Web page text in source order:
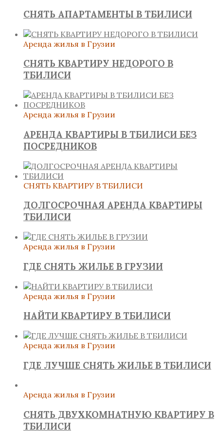
СНЯТЬ АПАРТАМЕНТЫ В ТБИЛИСИ
Аренда жилья в Грузии
СНЯТЬ КВАРТИРУ НЕДОРОГО В
ТБИЛИСИ
Аренда жилья в Грузии
АРЕНДА КВАРТИРЫ В ТБИЛИСИ БЕЗ
ПОСРЕДНИКОВ
СНЯТЬ КВАРТИРУ В ТБИЛИСИ
ДОЛГОСРОЧНАЯ АРЕНДА КВАРТИРЫ
ТБИЛИСИ
Аренда жилья в Грузии
ГДЕ СНЯТЬ ЖИЛЬЕ В ГРУЗИИ
Аренда жилья в Грузии
НАЙТИ КВАРТИРУ В ТБИЛИСИ
Аренда жилья в Грузии
ГДЕ ЛУЧШЕ СНЯТЬ ЖИЛЬЕ В ТБИЛИСИ
Аренда жилья в Грузии
СНЯТЬ ДВУХКОМНАТНУЮ КВАРТИРУ В
ТБИЛИСИ